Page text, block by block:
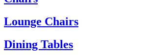
Kundenservice:
Tel.: +45 66 12 14 04
info@carlhansen.dk
Lounge Chairs
Dining Tables